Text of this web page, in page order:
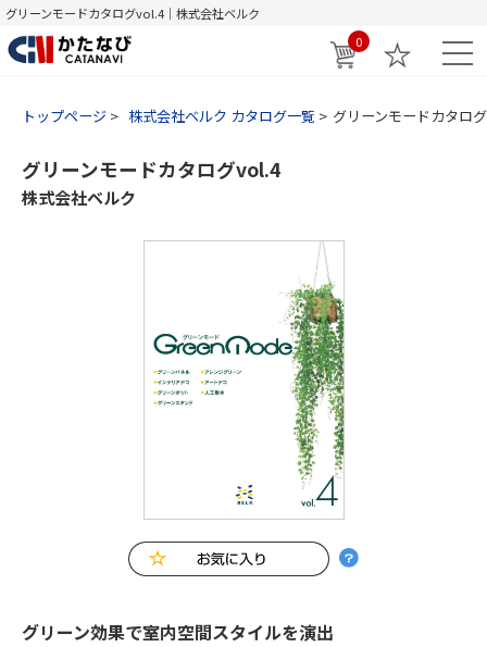
グリーンモードカタログvol.4｜株式会社ベルク
0
トップページ 株式会社ベルク カタログ一覧 グリーンモードカタロ
グリーンモードカタログvol.4
株式会社ベルク
グリーン効果で室内空間スタイルを演出